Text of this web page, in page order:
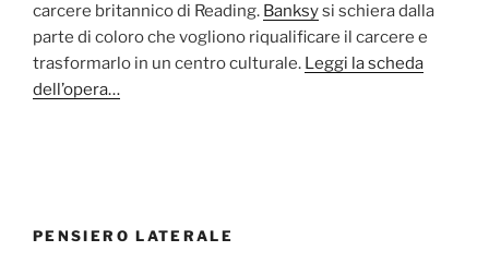
carcere britannico di Reading. Banksysi schiera dalla
parte di coloro che vogliono riqualificare il carcere e
trasformarlo in un centro culturale. Leggi la scheda
dell’opera…
PENSIERO LATERALE